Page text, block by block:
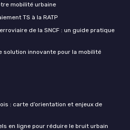
mobilité urbaine
TS à la RATP
de la SNCF : un guide pratique
solution innovante pour la mobilité
: carte d’orientation et enjeux de
en ligne pour réduire le bruit urbain